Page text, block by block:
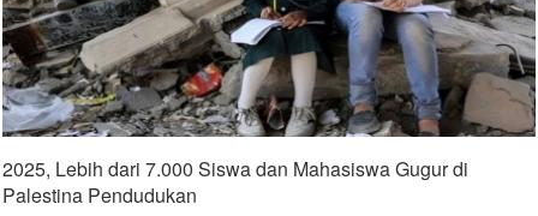
2025, Lebih dari 7.000 Siswa dan Mahasiswa Gugur di
Palestina Pendudukan